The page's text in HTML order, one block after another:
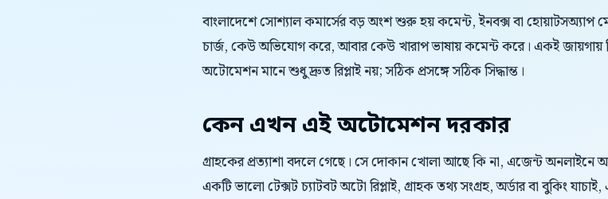
বাংলাদেশে সোশ্যাল কমার্সের বড় অংশ শুরু হয় কমেন্ট, ইনবক্স বা
চার্জ, কেউ অভিযোগ করে, আবার কেউ খারাপ ভাষায় কমেন্ট করে। একই
অটোমেশন মানে শুধু দ্রুত রিপ্লাই নয়; সঠিক প্রসঙ্গে সঠিক সিদ্ধান্ত।
কেন এখন এই অটোমেশন দরকার
গ্রাহকের প্রত্যাশা বদলে গেছে। সে দোকান খোলা আছে কি না, এজেন্ট অনলাইনে
একটি ভালো টেক্সট চ্যাটবট অটো রিপ্লাই, গ্রাহক তথ্য সংগ্রহ, অর্ডার বা বুকিং